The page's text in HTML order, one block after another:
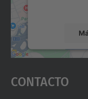
powered
Contacto